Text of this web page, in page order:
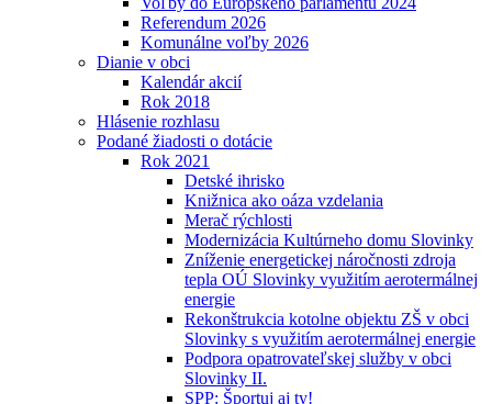
Referendum 2026
Komunálne voľby 2026
Dianie v obci
Kalendár akcií
Rok 2018
Hlásenie rozhlasu
Podané žiadosti o dotácie
Rok 2021
Detské ihrisko
Knižnica ako oáza vzdelania
Merač rýchlosti
Modernizácia Kultúrneho domu Slovinky
Zníženie energetickej náročnosti zdroja
tepla OÚ Slovinky využitím aerotermálnej
energie
Rekonštrukcia kotolne objektu ZŠ v obci
Slovinky s využitím aerotermálnej energie
Podpora opatrovateľskej služby v obci
Slovinky II.
SPP: Športuj aj ty!